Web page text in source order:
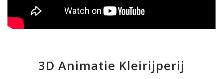
3D Animatie Kleirijperij